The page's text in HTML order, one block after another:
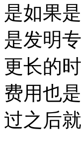
是如果
是发明
更长的
费用也
过之后